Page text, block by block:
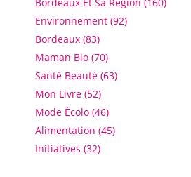
Environnement (92)
Bordeaux (83)
Maman Bio (70)
Santé Beauté (63)
Mon Livre (52)
Mode Écolo (46)
Alimentation (45)
Initiatives (32)